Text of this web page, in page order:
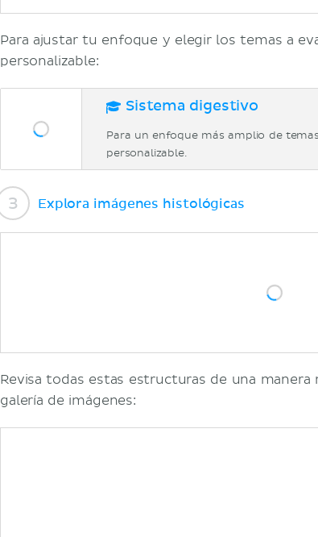
Para ajustar tu enfoque y elegir los temas a
personalizable:
Sistema digestivo
Para un enfoque más amplio de
personalizable.
Explora imágenes histológicas
Revisa todas estas estructuras de una
galería de imágenes: